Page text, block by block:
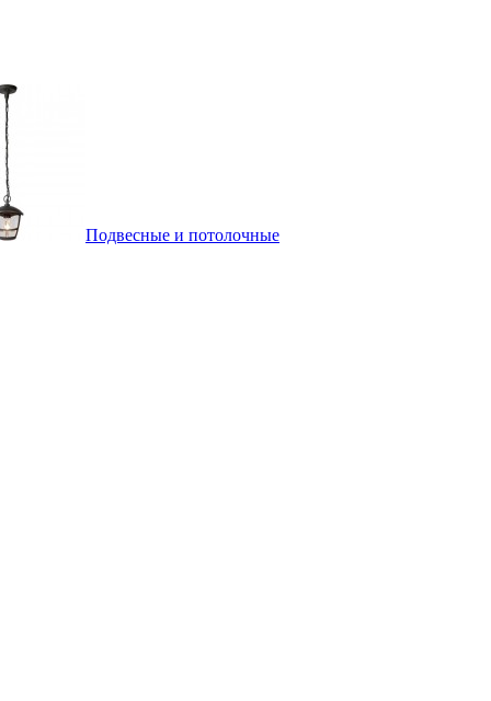
Подвесные и потолочные